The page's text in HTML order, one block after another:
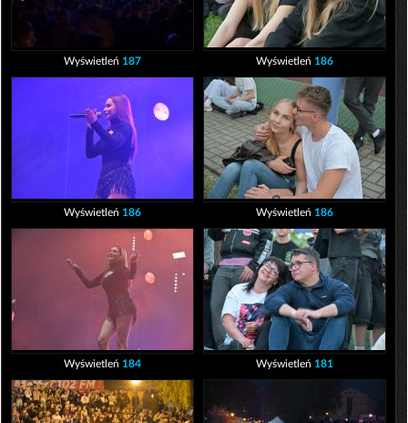
Wyświetleń 187 Wyświetleń 186
Wyświetleń 186 Wyświetleń 186
Wyświetleń 184 Wyświetleń 181